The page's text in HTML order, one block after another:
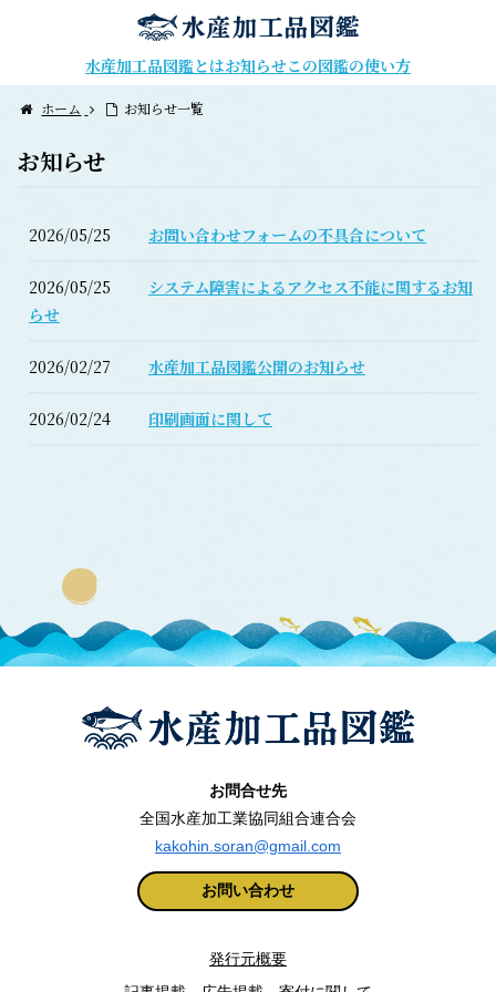
水産加工品図鑑とはお知らせこの図鑑の使い方
ホーム お知らせ一覧
お知らせ
2026/05/25 お問い合わせフォームの不具合について
2026/05/25
システム障害によるアクセス不能に関するお知
らせ
2026/02/27 水産加工品図鑑公開のお知らせ
2026/02/24 印刷画面に関して
お問合せ先
全国水産加工業協同組合連合会
kakohin.soran@gmail.com
お問い合わせ
発行元概要